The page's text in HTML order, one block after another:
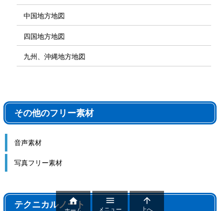
中国地方地図
四国地方地図
九州、沖縄地方地図
その他のフリー素材
音声素材
写真フリー素材
テクニカルノート
 
メニュー

上へ